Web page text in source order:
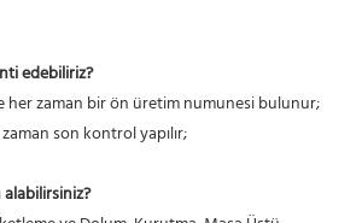
edebiliriz?
her zaman bir ön üretim numunesi bulunur;
son kontrol yapılır;
alabilirsiniz?